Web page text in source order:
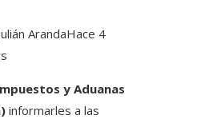
ArandaHace 4
y Aduanas
informarles a las